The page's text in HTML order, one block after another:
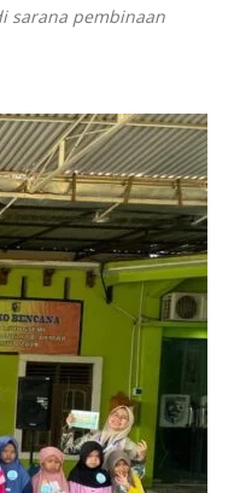
sarana pembinaan